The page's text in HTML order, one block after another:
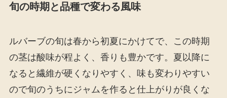
旬の時期と品種で変わる風味
ルバーブの旬は春から初夏にかけてで、この時期
の茎は酸味が程よく、香りも豊かです。夏以降に
なると繊維が硬くなりやすく、味も変わりやすい
ので旬のうちにジャムを作ると仕上がりが良くな